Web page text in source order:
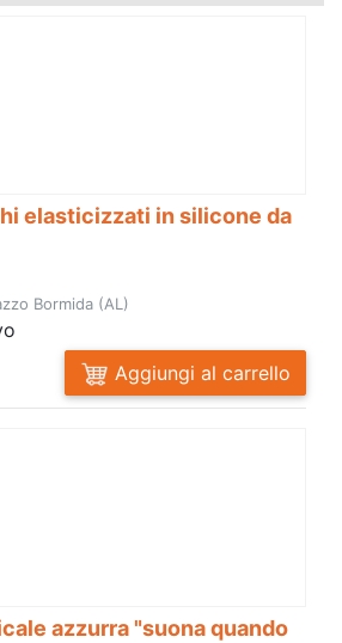
elasticizzati in silicone da
Bormida (AL)
Aggiungi al carrello
azzurra "suona quando